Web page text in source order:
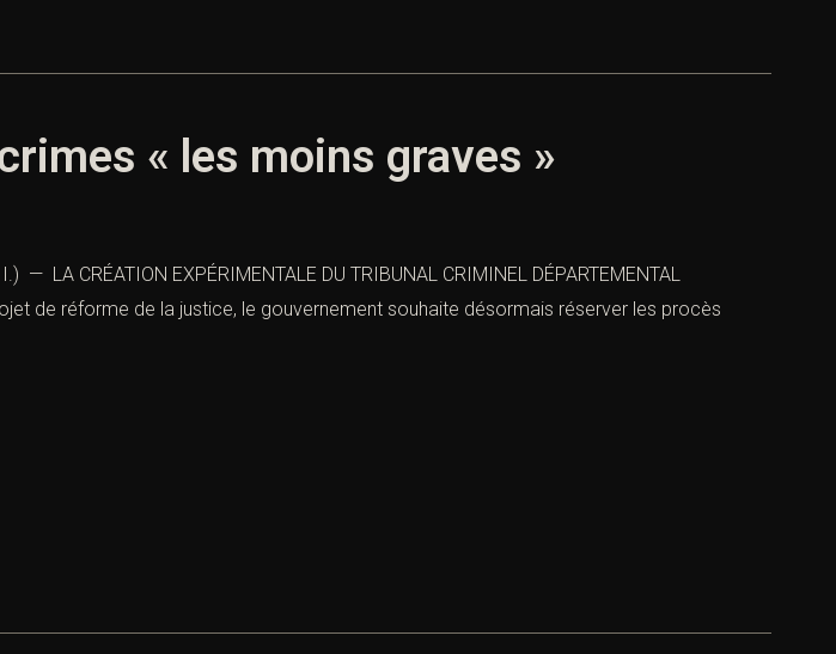
« les moins graves »
— LA CRÉATION EXPÉRIMENTALE DU TRIBUNAL CRIMINEL DÉPARTEMENTAL
de réforme de la justice, le gouvernement souhaite désormais réserver les procès